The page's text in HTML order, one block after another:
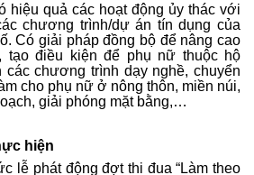
hiệu quả các hoạt động ủy thác với
chương trình/dự án tín dụng của
Có giải pháp đồng bộ để nâng cao
tạo điều kiện để phụ nữ thuộc hộ
chương trình dạy nghề, chuyển
cho phụ nữ ở nông thôn, miền núi,
giải phóng mặt bằng,…
hiện
lễ phát động đợt thi đua “Làm theo